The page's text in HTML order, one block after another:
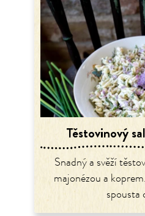
Těstovinový
Snadný a svěží
majonézou a
spousta